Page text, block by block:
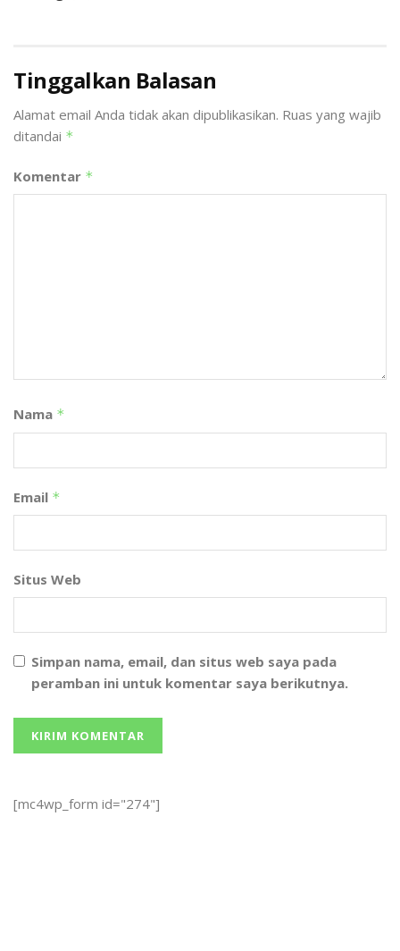
Tinggalkan Balasan
Alamat email Anda tidak akan dipublikasikan. Ruas yang wajib
ditandai *
Komentar *
Nama *
Email *
Situs Web
Simpan nama, email, dan situs web saya pada
peramban ini untuk komentar saya berikutnya.
[mc4wp_form id="274"]